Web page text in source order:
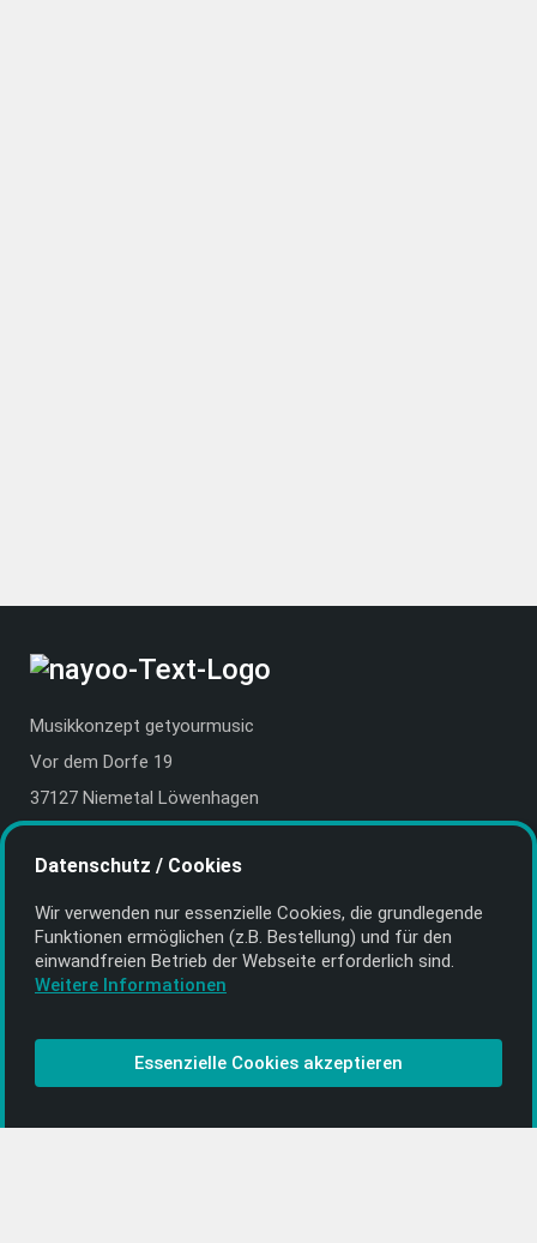
Musikkonzept getyourmusic
Vor dem Dorfe 19
37127 Niemetal Löwenhagen
E-Mail:info@getyourmusic.de
Alle Informationen
Kontakt
CD-Anbieter werden
CD-Anbieter-Login
Datenschutz / Cookies
Wir verwenden nur essenzielle Cookies, die grund­legende
Funktionen ermöglichen (z.B. Bestellung) und für den
einwand­freien Betrieb der Webseite erforderlich sind.
Weitere Informationen
Essenzielle Cookies akzeptieren